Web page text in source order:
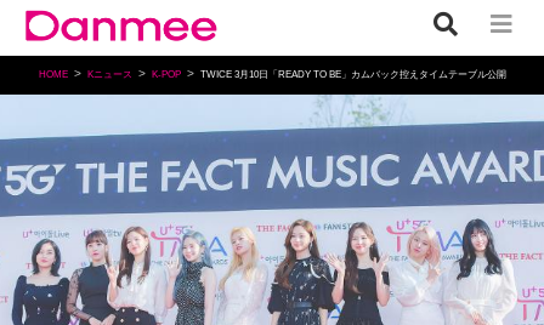
HOME Kニュース K-POP TWICE 3月10日「READY TO BE」カムバック控えタイムテーブル公開